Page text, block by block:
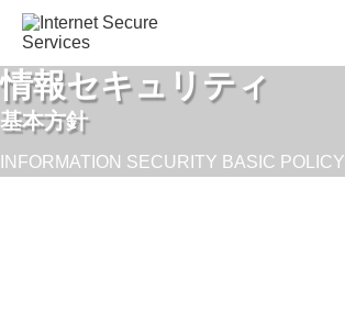
ホーム
ISSの特長
情報セキュリティ
基本方針
INFORMATION SECURITY BASIC POLICY